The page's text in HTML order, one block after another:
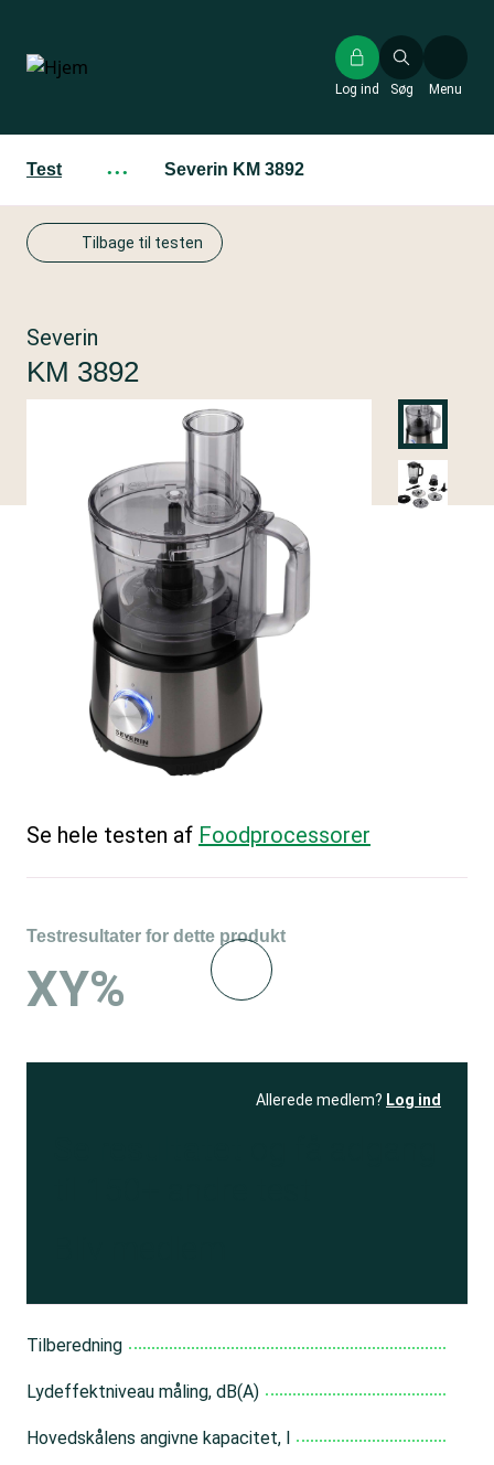
hovedindhold
Søg
Log ind Menu
Test ··· Severin KM 3892
Tilbage til testen
Severin
KM 3892
Se hele testen af Foodprocessorer
Testresultater for dette produkt
XY%
Allerede medlem? Log ind
Tilberedning
Lydeffektniveau måling, dB(A)
Hovedskålens angivne kapacitet, l